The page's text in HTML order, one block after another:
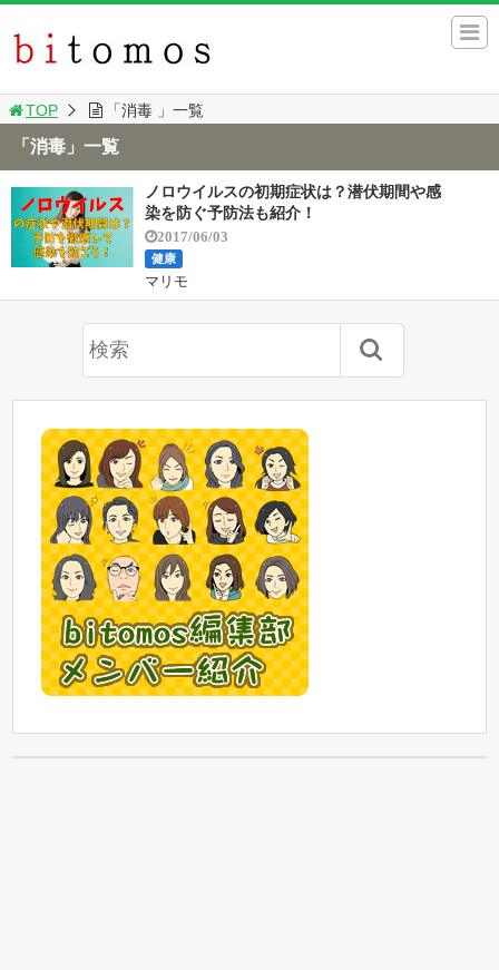
TOP 「消毒 」一覧
「消毒」一覧
ノロウイルスの初期症状は？潜伏期間や感
染を防ぐ予防法も紹介！
2017/06/03
健康
マリモ